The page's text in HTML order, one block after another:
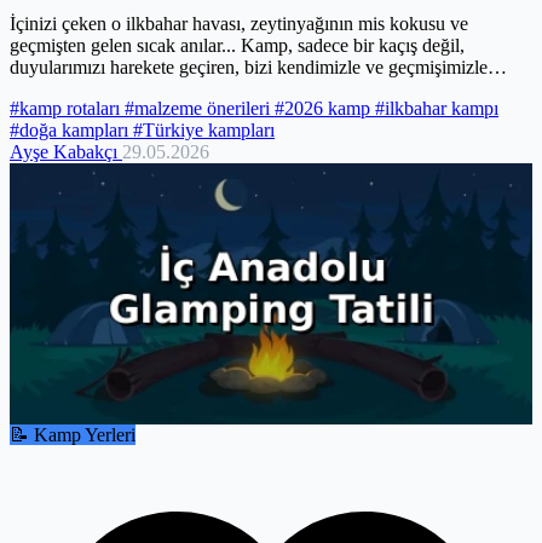
İçinizi çeken o ilkbahar havası, zeytinyağının mis kokusu ve
geçmişten gelen sıcak anılar... Kamp, sadece bir kaçış değil,
duyularımızı harekete geçiren, bizi kendimizle ve geçmişimizle
uyanışını keşfetmek ve ertelediğimiz hayalleri gerçekleştirmek için
harika bir zaman! Bu yazıda, baharın en canlı rotalarını ve bu
rotalarda sizi unutulmaz kılacak, pratik ölçülerle donatılmış malzeme
önerilerini bulacaksınız. Kamp deneyiminizi bir üst seviyeye
taşıyacak tüm ipuçları burada!
#kamp rotaları #malzeme önerileri #2026 kamp #ilkbahar kampı
#doğa kampları #Türkiye kampları
Ayşe Kabakçı 29.05.2026
📝 Kamp Yerleri